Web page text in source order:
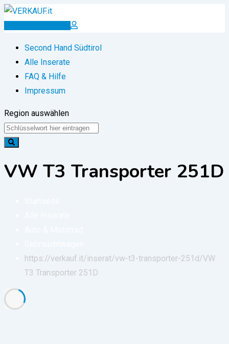
Zum
Inserat erstellen
Second Hand Südtirol
Alle Inserate
FAQ & Hilfe
Impressum
Region auswählen
VW T3 Transporter 251D
https://verkauf.it/inserat/vw-t3-transporter-251d/VW
T3 Transporter 251D